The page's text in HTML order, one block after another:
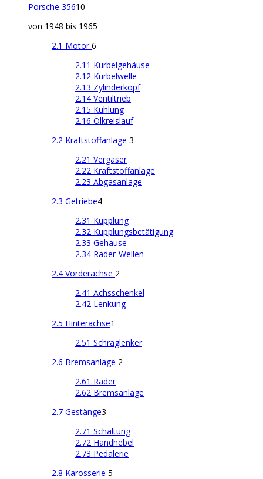
Porsche 35610
von 1948 bis 1965
2.1 Motor6
2.11 Kurbelgehäuse
2.12 Kurbelwelle
2.13 Zylinderkopf
2.14 Ventiltrieb
2.15 Kühlung
2.16 Ölkreislauf
2.2 Kraftstoffanlage 3
2.21 Vergaser
2.22 Kraftstoffanlage
2.23 Abgasanlage
2.3 Getriebe4
2.31 Kupplung
2.32 Kupplungsbetätigung
2.33 Gehäuse
2.34 Räder-Wellen
2.4 Vorderachse 2
2.41 Achsschenkel
2.42 Lenkung
2.5 Hinterachse1
2.51 Schräglenker
2.6 Bremsanlage 2
2.61 Räder
2.62 Bremsanlage
2.7 Gestänge3
2.71 Schaltung
2.72 Handhebel
2.73 Pedalerie
2.8 Karosserie 5